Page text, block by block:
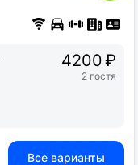
4200 ₽
2 гостя
Все варианты